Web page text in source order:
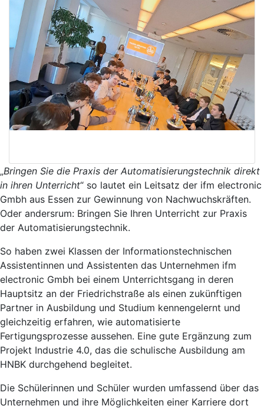
„Bringen Sie die Praxis der Automatisierungstechnik direkt
in ihren Unterricht“ so lautet ein Leitsatz der ifm electronic
Gmbh aus Essen zur Gewinnung von Nachwuchskräften.
Oder andersrum: Bringen Sie Ihren Unterricht zur Praxis
der Automatisierungstechnik.
So haben zwei Klassen der Informationstechnischen
Assistentinnen und Assistenten das Unternehmen ifm
electronic Gmbh bei einem Unterrichtsgang in deren
Hauptsitz an der Friedrichstraße als einen zukünftigen
Partner in Ausbildung und Studium kennengelernt und
gleichzeitig erfahren, wie automatisierte
Fertigungsprozesse aussehen. Eine gute Ergänzung zum
Projekt Industrie 4.0, das die schulische Ausbildung am
HNBK durchgehend begleitet.
Die Schülerinnen und Schüler wurden umfassend über das
Unternehmen und ihre Möglichkeiten einer Karriere dort